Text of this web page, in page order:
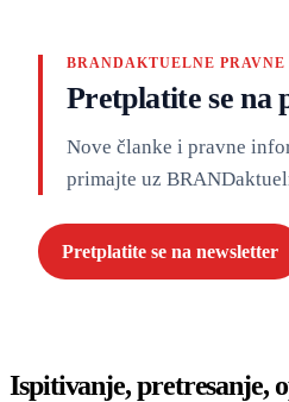
BRANDAKTUELNE PRAVNE
Pretplatite se na
Nove članke i pravne
primajte uz
Pretplatite se na newsletter
Ispitivanje, pretresanje,